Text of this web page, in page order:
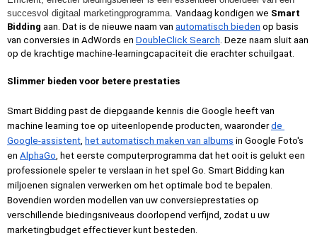
succesvol digitaal marketingprogramma. Vandaag kondigen we Smart
Bidding aan. Dat is de nieuwe naam van automatisch bieden op basis
van conversies in AdWords en DoubleClick Search. Deze naam sluit aan
op de krachtige machine-learningcapaciteit die erachter schuilgaat.
Slimmer bieden voor betere prestaties
Smart Bidding past de diepgaande kennis die Google heeft van
machine learning toe op uiteenlopende producten, waaronder de
Google-assistent, het automatisch maken van albums in Google Foto's
en AlphaGo, het eerste computerprogramma dat het ooit is gelukt een
professionele speler te verslaan in het spel Go. Smart Bidding kan
miljoenen signalen verwerken om het optimale bod te bepalen.
Bovendien worden modellen van uw conversieprestaties op
verschillende biedingsniveaus doorlopend verfijnd, zodat u uw
marketingbudget effectiever kunt besteden.